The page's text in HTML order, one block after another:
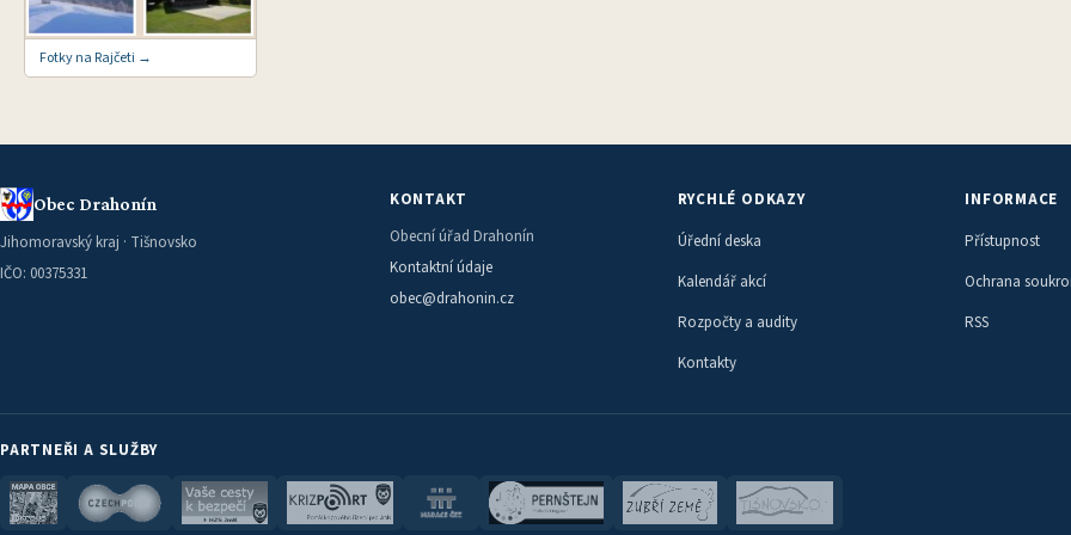
Fotky na Rajčeti →
Obec Drahonín
Jihomoravský kraj · Tišnovsko
IČO: 00375331
KONTAKT
Obecní úřad Drahonín
Kontaktní údaje
obec@drahonin.cz
RYCHLÉ ODKAZY
Úřední deska
Kalendář akcí
Rozpočty a audity
Kontakty
INFORMACE
Přístupnost
Ochrana
RSS
PARTNEŘI A SLUŽBY